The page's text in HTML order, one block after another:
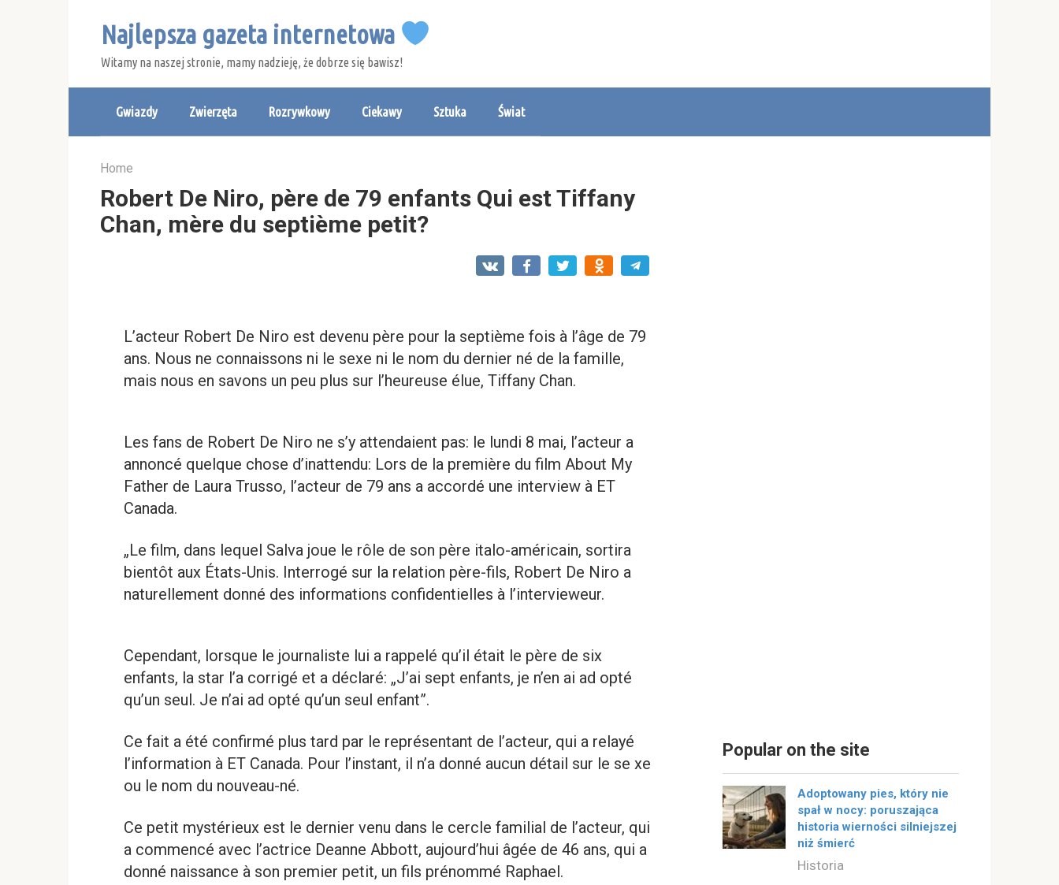
Najlepsza gazeta internetowa
Witamy na naszej stronie, mamy nadzieję, że dobrze się bawisz!
Gwiazdy Zwierzęta Rozrywkowy Ciekawy Sztuka Świat
Home
Robert De Niro, père de 79 enfants Qui est Tiffany
Chan, mère du septième petit?
L’acteur Robert De Niro est devenu père pour la septième fois à l’âge de 79
ans. Nous ne connaissons ni le sexe ni le nom du dernier né de la famille,
mais nous en savons un peu plus sur l’heureuse élue, Tiffany Chan.
Les fans de Robert De Niro ne s’y attendaient pas: le lundi 8 mai, l’acteur a
annoncé quelque chose d’inattendu: Lors de la première du film About My
Father de Laura Trusso, l’acteur de 79 ans a accordé une interview à ET
Canada.
„Le film, dans lequel Salva joue le rôle de son père italo-américain, sortira
bientôt aux États-Unis. Interrogé sur la relation père-fils, Robert De Niro a
naturellement donné des informations confidentielles à l’intervieweur.
Cependant, lorsque le journaliste lui a rappelé qu’il était le père de six
enfants, la star l’a corrigé et a déclaré: „J’ai sept enfants, je n’en ai ad opté
qu’un seul. Je n’ai ad opté qu’un seul enfant”.
Ce fait a été confirmé plus tard par le représentant de l’acteur, qui a relayé
l’information à ET Canada. Pour l’instant, il n’a donné aucun détail sur le se xe
ou le nom du nouveau-né.
Ce petit mystérieux est le dernier venu dans le cercle familial de l’acteur, qui
a commencé avec l’actrice Deanne Abbott, aujourd’hui âgée de 46 ans, qui a
donné naissance à son premier petit, un fils prénommé Raphael.
Popular on the site
Adoptowany pies, który nie
spał w nocy: poruszająca
historia wierności silniejszej
niż śmierć
Historia